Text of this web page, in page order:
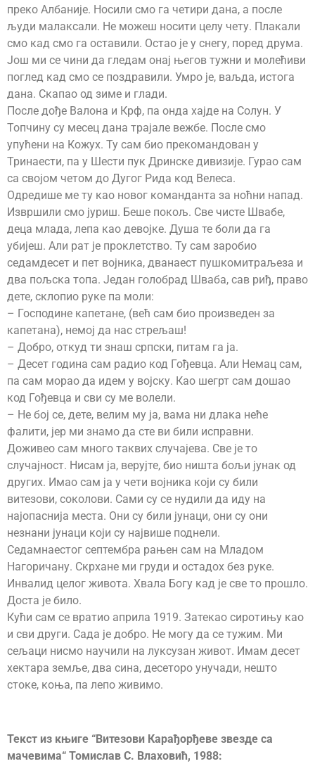
преко Албаније. Носили смо га четири дана, а после
људи малаксали. Не можеш носити целу чету. Плакали
смо кад смо га оставили. Остао је у снегу, поред друма.
Још ми се чини да гледам онај његов тужни и молећиви
поглед кад смо се поздравили. Умро је, ваљда, истога
дана. Скапао од зиме и глади.
После дође Валона и Крф, па онда хајде на Солун. У
Топчину су месец дана трајале вежбе. После смо
упућени на Кожух. Ту сам био прекомандован у
Тринаести, па у Шести пук Дринске дивизије. Гурао сам
са својом четом до Дугог Рида код Велеса.
Одредише ме ту као новог команданта за ноћни напад.
Извршили смо јуриш. Беше покољ. Све чисте Швабе,
деца млада, лепа као девојке. Душа те боли да га
убијеш. Али рат је проклетство. Ту сам заробио
седамдесет и пет војника, дванаест пушкомитраљеза и
два пољска топа. Један голобрад Шваба, сав риђ, право
дете, склопио руке па моли:
– Господине капетане, (већ сам био произведен за
капетана), немој да нас стрељаш!
– Добро, откуд ти знаш српски, питам га ја.
– Десет година сам радио код Гођевца. Али Немац сам,
па сам морао да идем у војску. Као шегрт сам дошао
код Гођевца и сви су ме волели.
– Не бој се, дете, велим му ја, вама ни длака неће
фалити, јер ми знамо да сте ви били исправни.
Доживео сам много таквих случајева. Све је то
случајност. Нисам ја, верујте, био ништа бољи јунак од
других. Имао сам ја у чети војника који су били
витезови, соколови. Сами су се нудили да иду на
најопаснија места. Они су били јунаци, они су они
незнани јунаци који су највише поднели.
Седамнаестог септембра рањен сам на Младом
Нагоричану. Скрхане ми груди и остадох без руке.
Инвалид целог живота. Хвала Богу кад је све то прошло.
Доста је било.
Кући сам се вратио априла 1919. Затекао сиротињу као
и сви други. Сада је добро. Не могу да се тужим. Ми
сељаци нисмо научили на луксузан живот. Имам десет
хектара земље, два сина, десеторо унучади, нешто
стоке, коња, па лепо живимо.
Текст из књиге “Витезови Карађорђеве звезде са
мачевима“ Томислав С. Влаховић, 1988: